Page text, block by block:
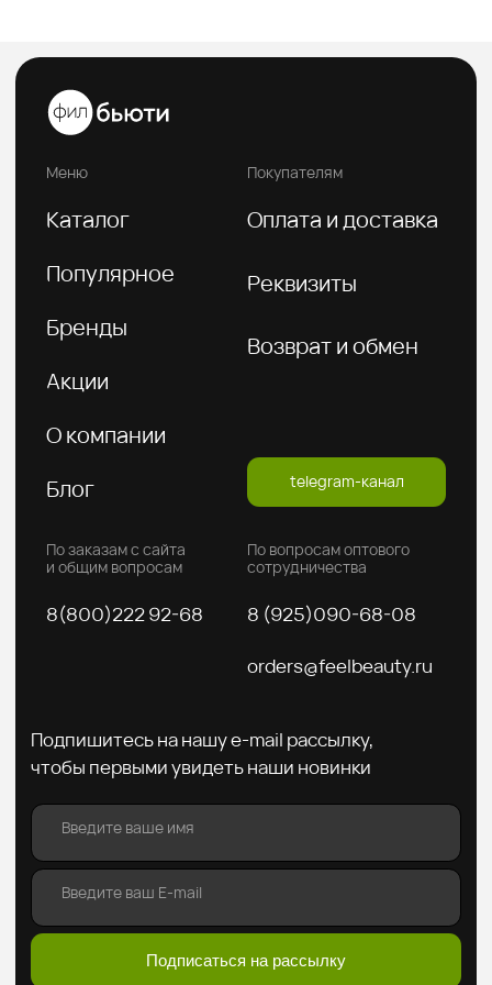
Введите ваше имя
Введите ваш E-mail
2026 © FeelBeauty. Все права защищены.
Политика конфиденциальности
Подпишитесь на нашу e-mail рассылку,
чтобы первыми увидеть наши новинки
orders@feelbeauty.ru